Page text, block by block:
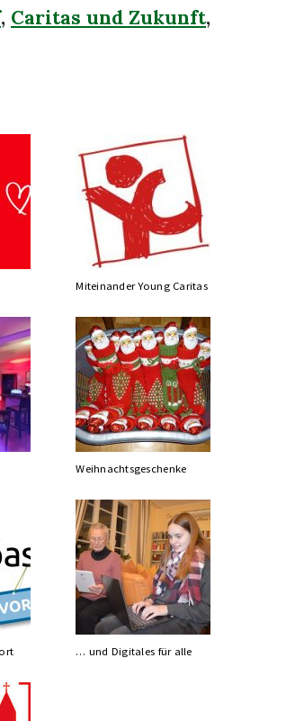
, Caritas und Zukunft,
Miteinander Young Caritas
Weihnachtsgeschenke
… und Digitales für alle